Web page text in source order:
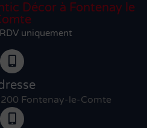
Décor à Fontenay le
uniquement
Fontenay-le-Comte